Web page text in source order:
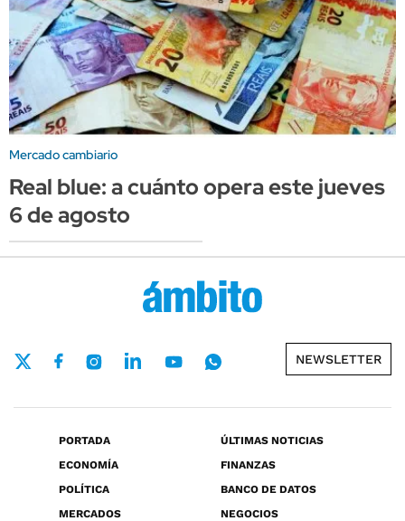
Mercado cambiario
Real blue: a cuánto opera este jueves
6 de agosto
NEWSLETTER
PORTADA
ÚLTIMAS NOTICIAS
ECONOMÍA
FINANZAS
POLÍTICA
BANCO DE DATOS
MERCADOS
NEGOCIOS